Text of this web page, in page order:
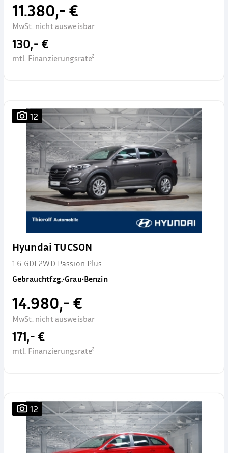
11.380,- €
MwSt. nicht ausweisbar
130,- €
mtl. Finanzierungsrate²
12
Hyundai TUCSON
1.6 GDI 2WD Passion Plus
Gebrauchtfzg.•Grau•Benzin
14.980,- €
MwSt. nicht ausweisbar
171,- €
mtl. Finanzierungsrate²
12